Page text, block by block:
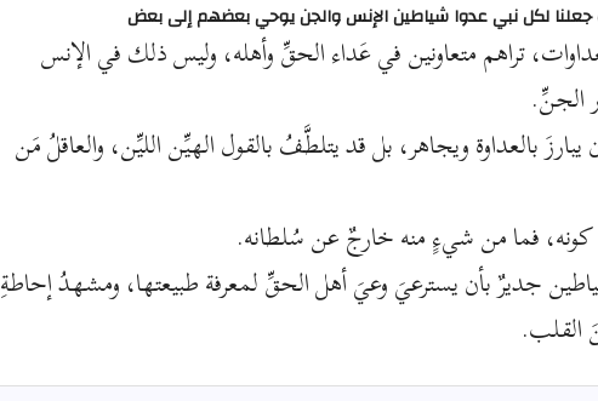
جعلنا لكل نبي عدوا شياطين الإنس والجن يوحي بعضهم إلى بعض
تراهم متعاونين في عَداء الحقِّ وأهله، وليس ذلك في الإنس
الجنِّ.
بالعداوة ويجاهر، بل قد يتلطَّفُ بالقول الهيِّن الليِّن، والعاقلُ مَن
فما من شيءٍ منه خارجٌ عن سُلطانه.
جديرٌ بأن يسترعيَ وعيَ أهل الحقِّ لمعرفة طبيعتها، ومشهدُ إحاطةِ
القلب.